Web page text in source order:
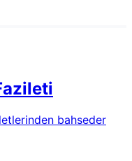
bahseder